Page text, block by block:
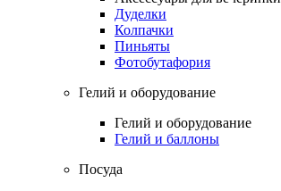
Дуделки
Колпачки
Пиньяты
Фотобутафория
Гелий и оборудование
Гелий и оборудование
Гелий и баллоны
Посуда